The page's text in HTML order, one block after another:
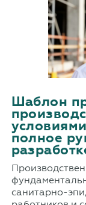
Шаблон
полное
санитарно-